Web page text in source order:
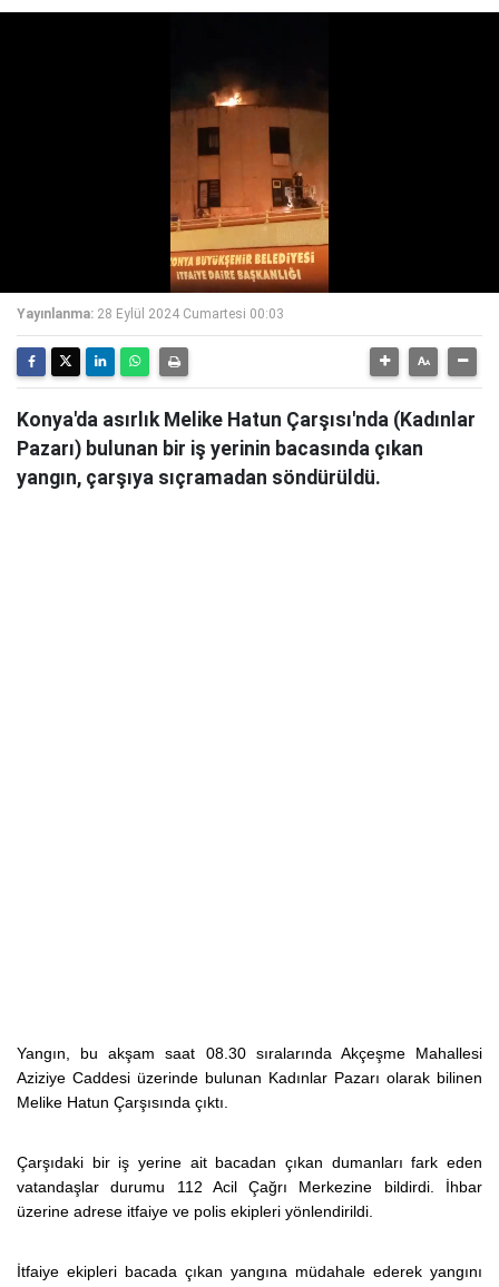
Yayınlanma: 28 Eylül 2024 Cumartesi 00:03
Konya'da asırlık Melike Hatun Çarşısı'nda (Kadınlar
Pazarı) bulunan bir iş yerinin bacasında çıkan
yangın, çarşıya sıçramadan söndürüldü.
Yangın, bu akşam saat 08.30 sıralarında Akçeşme Mahallesi
Aziziye Caddesi üzerinde bulunan Kadınlar Pazarı olarak bilinen
Melike Hatun Çarşısında çıktı.
Çarşıdaki bir iş yerine ait bacadan çıkan dumanları fark eden
vatandaşlar durumu 112 Acil Çağrı Merkezine bildirdi. İhbar
üzerine adrese itfaiye ve polis ekipleri yönlendirildi.
İtfaiye ekipleri bacada çıkan yangına müdahale ederek yangını